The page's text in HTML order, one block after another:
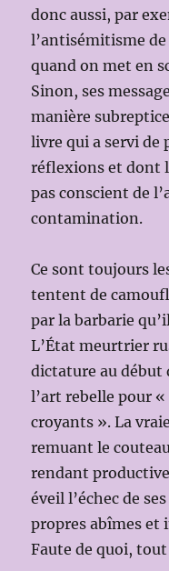
donc aussi, par
l’antisémitisme
quand on met en
Sinon, ses
manière
livre qui a servi de
réflexions et dont
pas conscient de
contamination.
Ce sont toujours
tentent de
par la barbarie
L’État meurtrier
dictature au début
l’art rebelle pour
croyants ». La
remuant le
rendant
éveil l’échec de
propres abîmes
Faute de quoi,